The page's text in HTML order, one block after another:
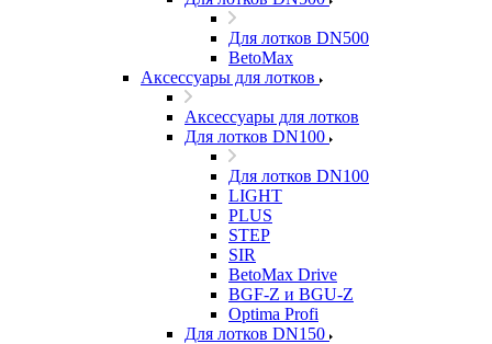
Для лотков DN500
BetoMax
Аксессуары для лотков
Аксессуары для лотков
Для лотков DN100
Для лотков DN100
LIGHT
PLUS
STEP
SIR
BetoMax Drive
BGF-Z и BGU-Z
Optima Profi
Для лотков DN150